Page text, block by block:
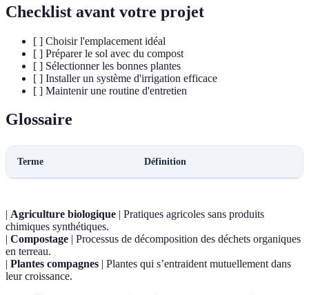
Checklist avant votre projet
[ ] Choisir l'emplacement idéal
[ ] Préparer le sol avec du compost
[ ] Sélectionner les bonnes plantes
[ ] Installer un système d'irrigation efficace
[ ] Maintenir une routine d'entretien
Glossaire
Terme Définition
| Agriculture biologique | Pratiques agricoles sans produits
chimiques synthétiques.
| Compostage | Processus de décomposition des déchets organiques
en terreau.
| Plantes compagnes | Plantes qui s’entraident mutuellement dans
leur croissance.